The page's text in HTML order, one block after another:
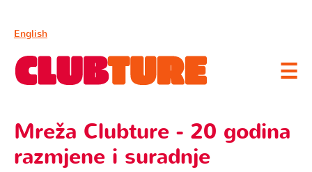
English
☰
Mreža Clubture - 20 godina
razmjene i suradnje